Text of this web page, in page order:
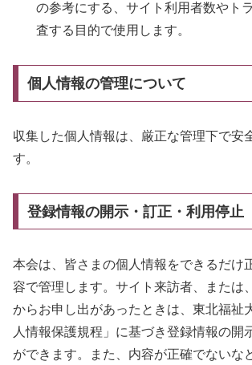
の参考にする、サイト利用者数やト
査する目的で使用します。
個人情報の管理について
収集した個人情報は、厳正な管理下で安
す。
登録情報の開示・訂正・利用停止
本会は、皆さまの個人情報をできるだけ
容で管理します。サイト来訪者、または
からお申し出があったときは、東北福祉
人情報保護規程」に基づき登録情報の開
ができます。また、内容が正確でないな